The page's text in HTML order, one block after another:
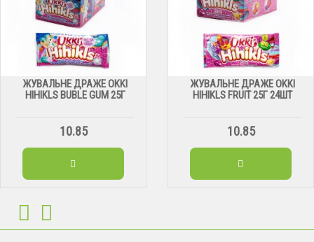
ЖУВАЛЬНЕ ДРАЖЕ OKKI
HIHIKLS BUBLE GUM 25Г
10.85
ЖУВАЛЬНЕ ДРАЖЕ OKKI
HIHIKLS FRUIT 25Г 24ШТ
10.85